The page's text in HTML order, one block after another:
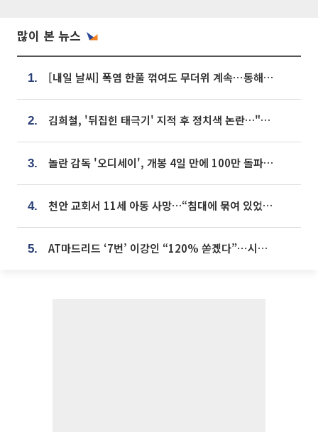
많이 본 뉴스
1. [내일 날씨] 폭염 한풀 꺾여도 무더위 계속⋯동해안 이틀 연속 비
2. 김희철, '뒤집힌 태극기' 지적 후 정치색 논란…"좌우 떠나 우리나라 국기"
3. 놀란 감독 '오디세이', 개봉 4일 만에 100만 돌파⋯'왕사남' 보다 빠르다
4. 천안 교회서 11세 아동 사망…“침대에 묶여 있었다” 진술 확보
5. AT마드리드 ‘7번’ 이강인 “120% 쏟겠다”⋯시메오네 감독 “필요한 선수”